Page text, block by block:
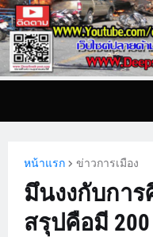
หน้าแรก ข่าวการเมือง
มึนงงกับกา
สรุปคือมี